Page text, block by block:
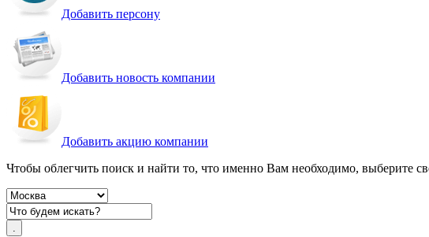
Добавить персону
Добавить новость компании
Добавить акцию компании
Чтобы облегчить поиск и найти то, что именно Вам необходимо, выберите